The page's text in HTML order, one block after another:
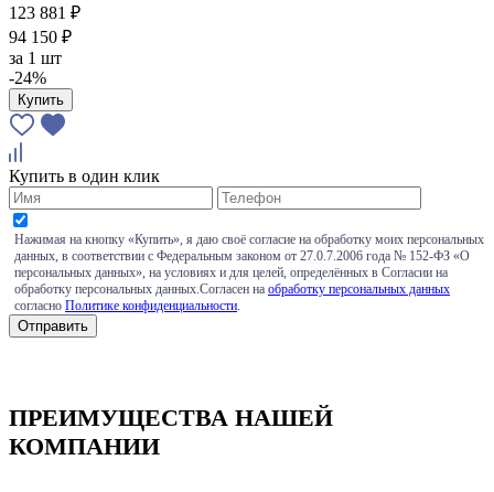
123 881 ₽
94 150 ₽
за 1 шт
-24%
Купить
Купить в один клик
Нажимая на кнопку «Купить», я даю своё согласие на обработку моих персональных
данных, в соответствии с Федеральным законом от 27.0.7.2006 года № 152-ФЗ «О
персональных данных», на условиях и для целей, определённых в Согласии на
обработку персональных данных.Согласен на обработку персональных данных
согласно Политике конфиденциальности
ПРЕИМУЩЕСТВА НАШЕЙ
КОМПАНИИ